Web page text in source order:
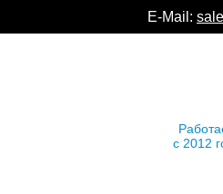
E-Mail:
с 2012